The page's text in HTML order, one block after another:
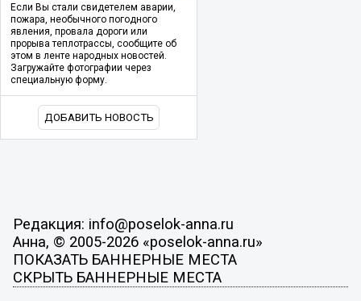
Если Вы стали свидетелем аварии,
пожара, необычного погодного
явления, провала дороги или
прорыва теплотрассы, сообщите об
этом в ленте народных новостей.
Загружайте фотографии через
специальную форму.
ДОБАВИТЬ НОВОСТЬ
Редакция: info@poselok-anna.ru
Анна, © 2005-2026 «poselok-anna.ru»
ПОКАЗАТЬ БАННЕРНЫЕ МЕСТА
СКРЫТЬ БАННЕРНЫЕ МЕСТА